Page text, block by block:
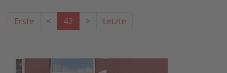
Erste < 42 > Letzte